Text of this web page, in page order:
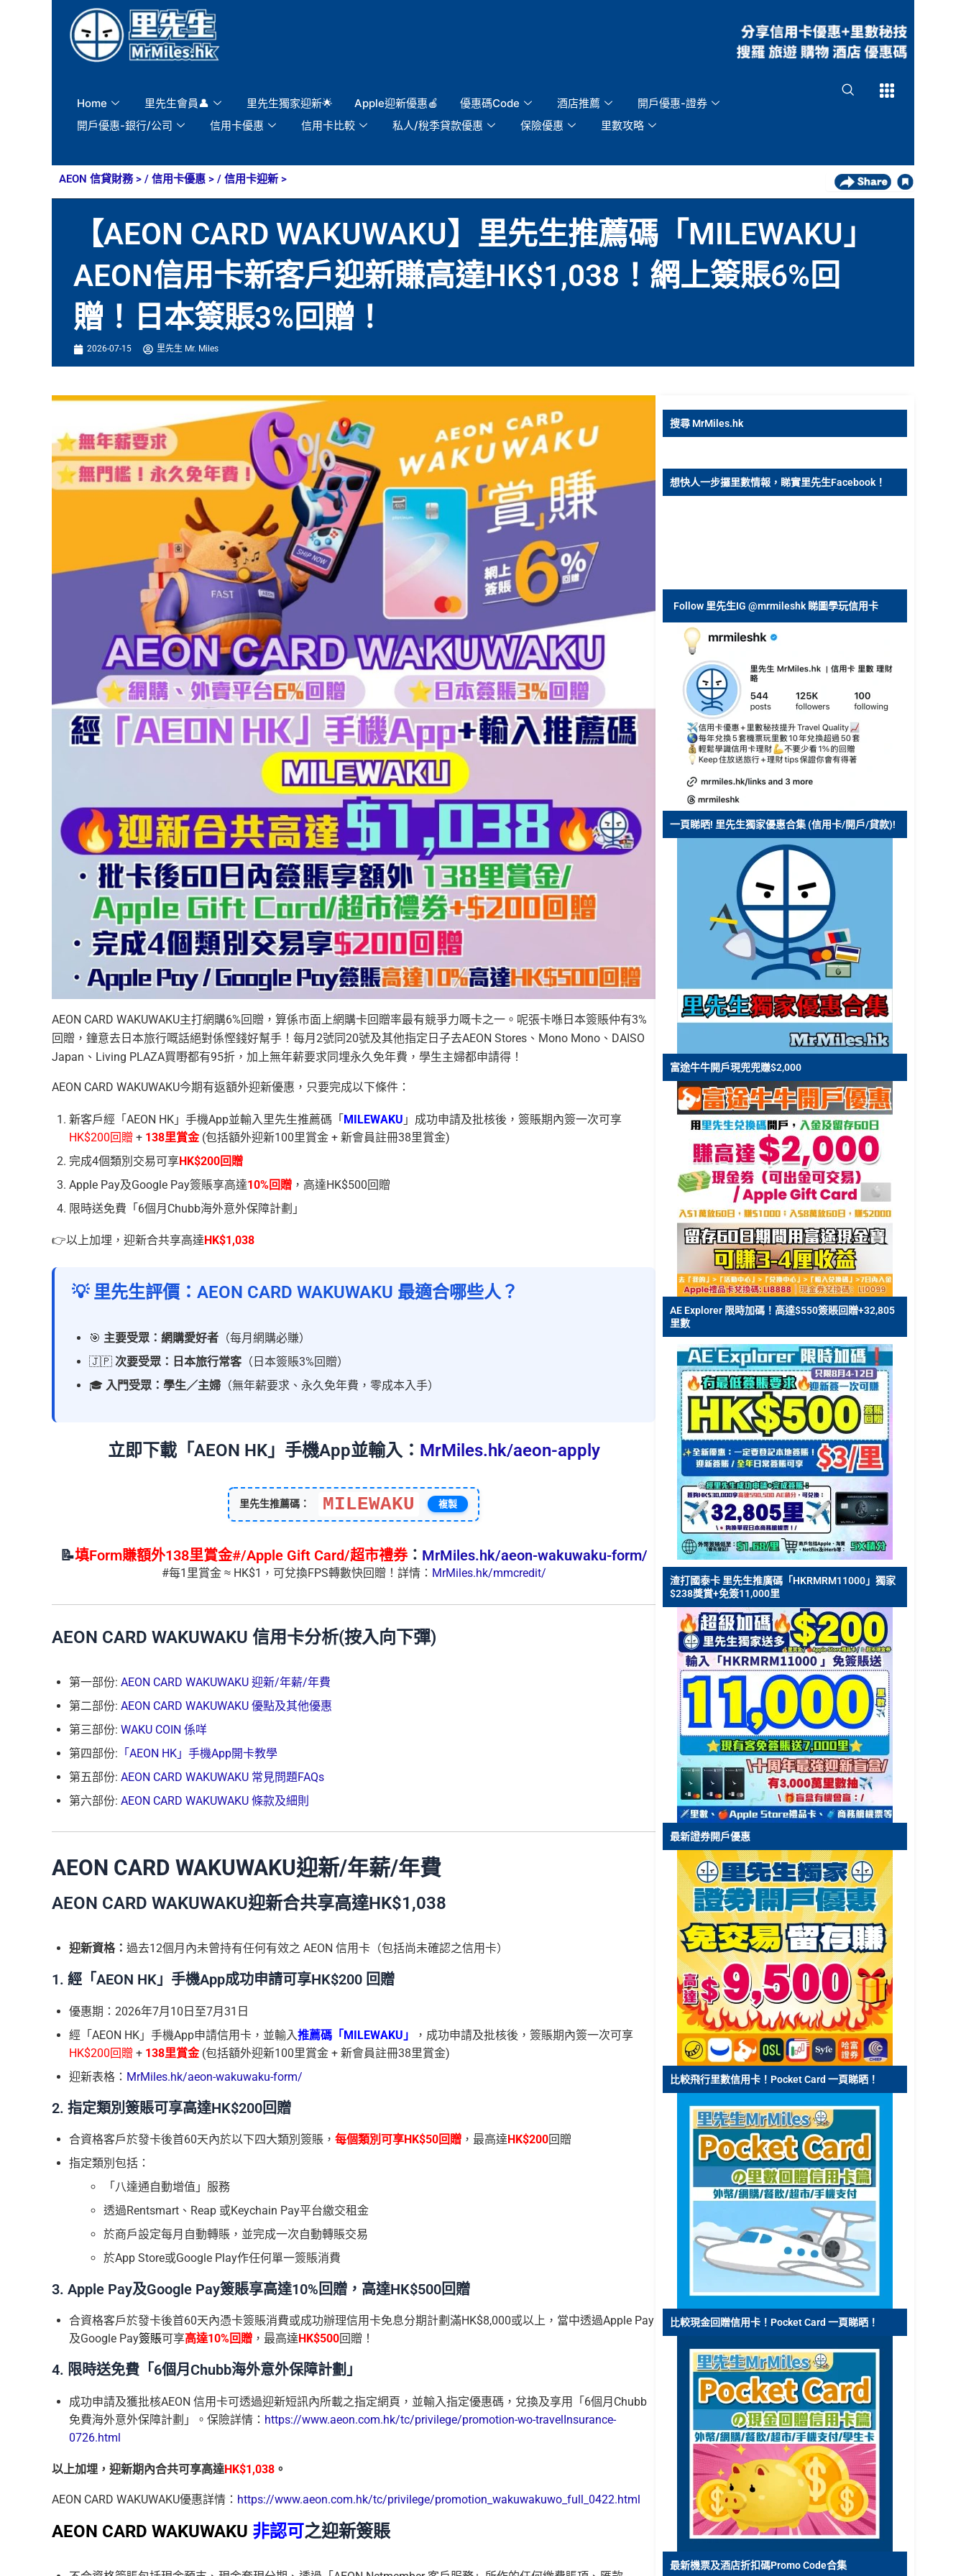
Home 里先生會員👤 里先生獨家迎新🌟 Apple迎新優惠🍎 優惠碼Code 酒店推薦
開戶優惠-證券
開戶優惠-銀行/公司
信用卡優惠 信用卡比較 私人/稅季貸款優惠 保險優惠 里數攻略
Open
AEON 信貸財務> / 信用卡優惠 > / 信用卡迎新 >
【AEON CARD WAKUWAKU】里先生推薦碼「MILEWAKU」
AEON信用卡新客戶迎新賺高達HK$1,038！網上簽賬6%回
贈！日本簽賬3%回贈！
2026-07-15 里先生 Mr. Miles
AEON CARD WAKUWAKU主打網購6%回贈，算係市面上網購卡回贈率最有競爭力嘅卡之一。呢張卡喺日本簽賬仲有3%
回贈，鐘意去日本旅行嘅話絕對係慳錢好幫手！每月2號同20號及其他指定日子去AEON Stores、Mono Mono、DAISO
Japan、Living PLAZA買嘢都有95折，加上無年薪要求同埋永久免年費，學生主婦都申請得！
AEON CARD WAKUWAKU今期有返額外迎新優惠，只要完成以下條件：
新客戶經「AEON HK」手機App並輸入里先生推薦碼「 MILEWAKU 」成功申請及批核後，簽賬期內簽一次可享
HK$200回贈 + 138里賞金 (包括額外迎新100里賞金 + 新會員註冊38里賞金)
完成4個類別交易可享HK$200回贈
Apple Pay及Google Pay簽賬享高達10%回贈 ，高達HK$500回贈
限時送免費「6個月Chubb海外意外保障計劃」
👉以上加埋，迎新合共享高達 HK$1,038
💡 里先生評價：AEON CARD WAKUWAKU 最適合哪些人？
🎯 主要受眾：網購愛好者 （每月網購必賺）
🇯🇵 次要受眾：日本旅行常客 （日本簽賬3%回贈）
🎓 入門受眾：學生／主婦 （無年薪要求、永久免年費，零成本入手）
立即下載「AEON HK」手機App並輸入： MrMiles.hk/aeon-apply
里先生推薦碼： MILEWAKU 複製
📝填Form賺額外138里賞金#/Apple Gift Card/超市禮券： MrMiles.hk/aeon-wakuwaku-form/
#每1里賞金 ≈ HK$1，可兌換FPS轉數快回贈！詳情： MrMiles.hk/mmcredit/
AEON CARD WAKUWAKU 信用卡分析(按入向下彈)
第一部份: AEON CARD WAKUWAKU 迎新/年薪/年費
第二部份: AEON CARD WAKUWAKU 優點及其他優惠
第三部份: WAKU COIN 係咩
第四部份: 「AEON HK」手機App開卡教學
第五部份: AEON CARD WAKUWAKU 常見問題FAQs
第六部份: AEON CARD WAKUWAKU 條款及細則
AEON CARD WAKUWAKU迎新/年薪/年費
AEON CARD WAKUWAKU迎新合共享高達HK$1,038
迎新資格： 過去12個月內未曾持有任何有效之 AEON 信用卡（包括尚未確認之信用卡）
1. 經「AEON HK」手機App成功申請可享HK$200 回贈
優惠期：2026年7月10日至7月31日
經「AEON HK」手機App申請信用卡，並輸入推薦碼「MILEWAKU」 ， 成功申請及批核後，簽賬期內簽一次可享
HK$200回贈 + 138里賞金 (包括額外迎新100里賞金 + 新會員註冊38里賞金)
迎新表格： MrMiles.hk/aeon-wakuwaku-form/
2. 指定類別簽賬可享高達HK$200回贈
合資格客戶於發卡後首60天內於以下四大類別簽賬， 每個類別可享HK$50回贈 ，最高達HK$200回贈
指定類別包括：
「八達通自動增值」服務
透過Rentsmart、Reap 或Keychain Pay平台繳交租金
於商戶設定每月自動轉賬，並完成一次自動轉賬交易
於App Store或Google Play作任何單一簽賬消費
3. Apple Pay及Google Pay簽賬享高達10%回贈，高達HK$500回贈
合資格客戶於發卡後首60天內憑卡簽賬消費或成功辦理信用卡免息分期計劃滿HK$8,000或以上，當中透過Apple Pay
及Google Pay簽賬可享高達10%回贈 ，最高達 HK$500回贈！
4. 限時送免費「6個月Chubb海外意外保障計劃」
成功申請及獲批核AEON 信用卡可透過迎新短訊內所載之指定網頁，並輸入指定優惠碼，兌換及享用「6個月Chubb
免費海外意外保障計劃」。 保險詳情： https://www.aeon.com.hk/tc/privilege/promotion-wo-travelInsurance-
0726.html
以上加埋，迎新期內合共可享高達HK$1,038 。
AEON CARD WAKUWAKU優惠詳情： https://www.aeon.com.hk/tc/privilege/promotion_wakuwakuwo_full_0422.html
AEON CARD WAKUWAKU 非認可之迎新簽賬
搜尋 MrMiles.hk
想快人一步攞里數情報，睇實里先生Facebook！
Follow 里先生IG @mrmileshk 睇圖學玩信用卡
一頁睇晒! 里先生獨家優惠合集 (信用卡/開戶/貸款)!
富途牛牛開戶現兜兜賺$2,000
AE Explorer 限時加碼！高達$550簽賬回贈+32,805
里數
渣打國泰卡 里先生推廣碼「HKRMRM11000」獨家
$238獎賞+免簽11,000里
最新證券開戶優惠
比較飛行里數信用卡！Pocket Card 一頁睇晒！
比較現金回贈信用卡！Pocket Card 一頁睇晒！
最新機票及酒店折扣碼Promo Code合集